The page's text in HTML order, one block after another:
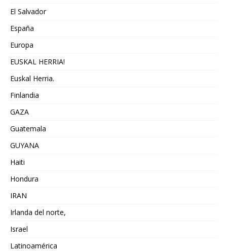
El Salvador
España
Europa
EUSKAL HERRIA!
Euskal Herria.
Finlandia
GAZA
Guatemala
GUYANA
Haiti
Hondura
IRAN
Irlanda del norte,
Israel
Latinoamérica